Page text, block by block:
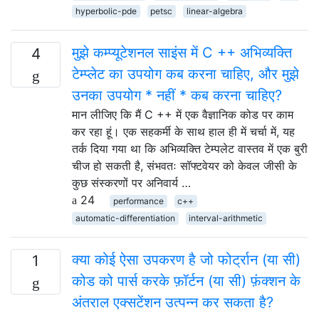
hyperbolic-pde
petsc linear-algebra
4
मुझे कम्प्यूटेशनल साइंस में C ++ अभिव्यक्ति
टेम्प्लेट का उपयोग कब करना चाहिए, और मुझे
उनका उपयोग * नहीं * कब करना चाहिए?
मान लीजिए कि मैं C ++ में एक वैज्ञानिक कोड पर काम
कर रहा हूं। एक सहकर्मी के साथ हाल ही में चर्चा में, यह
तर्क दिया गया था कि अभिव्यक्ति टेम्पलेट वास्तव में एक बुरी
चीज हो सकती है, संभवतः सॉफ्टवेयर को केवल जीसी के
कुछ संस्करणों पर अनिवार्य …
24
performance
c++
automatic-differentiation
interval-arithmetic
1
क्या कोई ऐसा उपकरण है जो फोर्ट्रान (या सी)
कोड को पार्स करके फ़ॉर्टन (या सी) फ़ंक्शन के
अंतराल एक्सटेंशन उत्पन्न कर सकता है?